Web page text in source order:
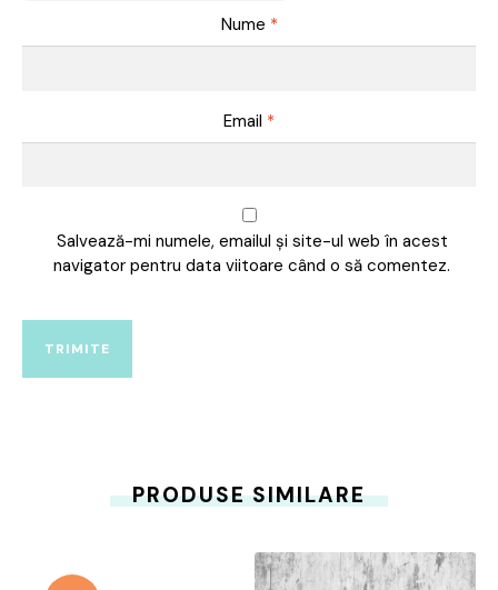
Nume *
Email *
Salvează-mi numele, emailul și site-ul web în acest
navigator pentru data viitoare când o să comentez.
PRODUSE SIMILARE